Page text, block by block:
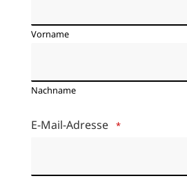
Vorname
Nachname
E-Mail-Adresse *